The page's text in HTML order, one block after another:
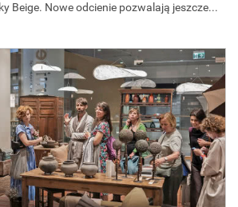
Beige. Nowe odcienie pozwalają jeszcze...